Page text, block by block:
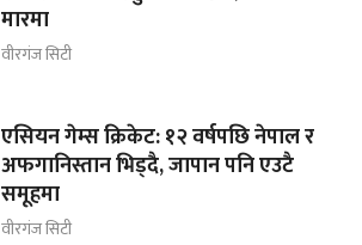
मारमा
वीरगंज सिटी
एसियन गेम्स क्रिकेट: १२ वर्षपछि नेपाल र
अफगानिस्तान भिड्दै, जापान पनि एउटै
समूहमा
वीरगंज सिटी